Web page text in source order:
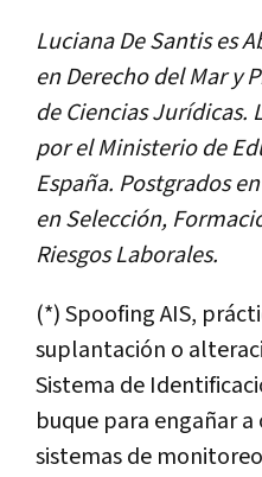
Luciana De Santis es
en Derecho del Mar y
de Ciencias Jurídicas.
por el Ministerio de
España. Postgrados
en Selección,
Riesgos Laborales.
(*) Spoofing AIS,
suplantación o
Sistema de
buque para engañar
sistemas de